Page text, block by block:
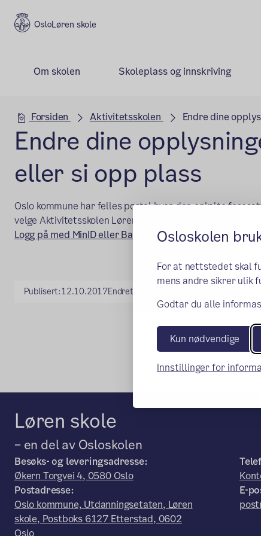
Osloskolen
For at nettstedet skal
mens andre sikrer ulik
Godtar du alle
Kun nødvendige
Innstillinger for
Løren skole
Om skolen Skoleplass og innskriving
Hovedseksjon
Forsiden Aktivitetsskolen Endre dine
Endre dine
eller si opp plass
Oslo kommune har felles portal hvor den enkelte
velge Aktivitetsskolen Løren da dette er en felles portal
Logg på med MinID eller BankID
(ekstern lenke)
Publisert:12.10.2017Endret:
Løren skole
– en del av Osloskolen
Besøks- og leveringsadresse:
Økern Torgvei 4, 0580 Oslo
Postadresse:
Oslo kommune, Utdanningsetaten, Løren
skole, Postboks 6127 Etterstad, 0602
E-